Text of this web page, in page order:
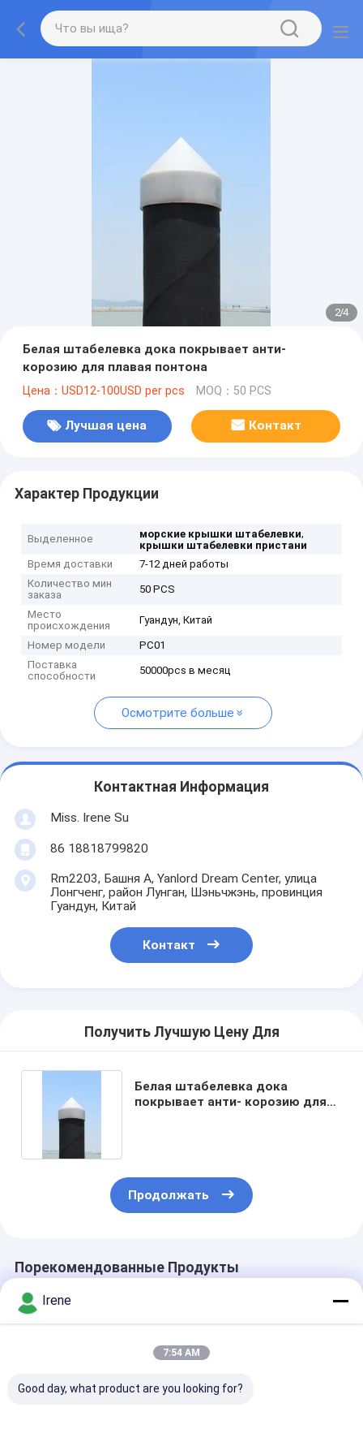
2/4
Белая штабелевка дока покрывает анти-
корозию для плавая понтона
Цена：USD12-100USD per pcs MOQ：50 PCS
Лучшая цена Контакт
Характер Продукции
Выделенное морские крышки штабелевки,
крышки штабелевки пристани
Время доставки
7-12 дней работы
Количество мин
заказа
50 PCS
Место
происхождения
Гуандун, Китай
Номер модели
PC01
Поставка
способности
50000pcs в месяц
Осмотрите больше
Контактная Информация
Miss. Irene Su
86 18818799820
Rm2203, Башня A, Yanlord Dream Center, улица
Лонгченг, район Лунган, Шэньчжэнь, провинция
Гуандун, Китай
Контакт
Получить Лучшую Цену Для
Белая штабелевка дока
покрывает анти- корозию для
Продолжать
Порекомендованные Продукты
Irene
7:54 AM
Good day, what product are you looking for?